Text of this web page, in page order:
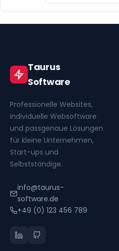
Taurus
Software
Professionelle Websites,
individuelle Websoftware
und passgenaue Lösungen
für kleine Unternehmen,
Start-ups und
Selbstständige.
info@taurus-
software.de
+49 (0) 123 456 789